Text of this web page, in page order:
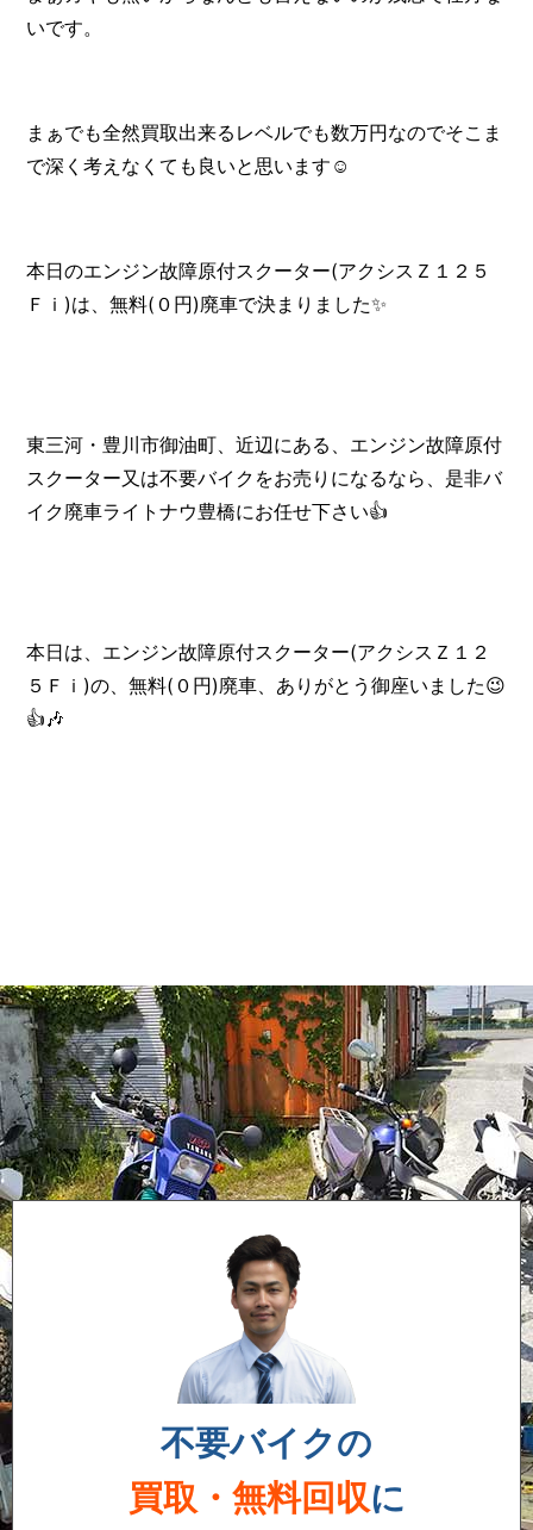
いです。
まぁでも全然買取出来るレベルでも数万円なのでそこま
で深く考えなくても良いと思います☺️
本日のエンジン故障原付スクーター(アクシスＺ１２５
Ｆｉ)は、無料(０円)廃車で決まりました✨
東三河・豊川市御油町、近辺にある、エンジン故障原付
スクーター又は不要バイクをお売りになるなら、是非バ
イク廃車ライトナウ豊橋にお任せ下さい👍️
本日は、エンジン故障原付スクーター(アクシスＺ１２
５Ｆｉ)の、無料(０円)廃車、ありがとう御座いました😉
👍️🎶
不要バイクの
買取・無料回収に